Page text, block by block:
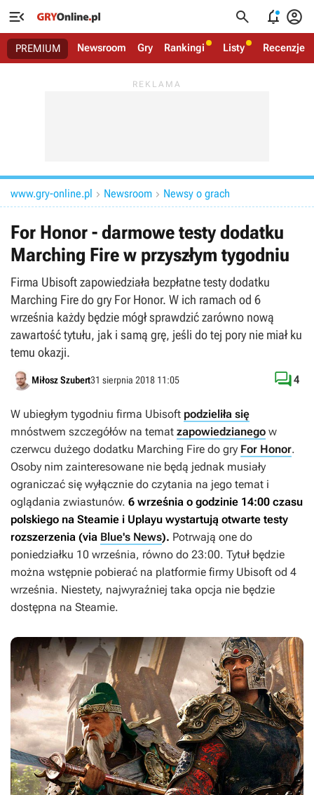
   
PREMIUM Newsroom Gry Rankingi Listy Recenzje
www.gry-online.pl  Newsroom  Newsy o grach
For Honor - darmowe testy dodatku
Marching Fire w przyszłym tygodniu
Firma Ubisoft zapowiedziała bezpłatne testy dodatku
Marching Fire do gry For Honor. W ich ramach od 6
września każdy będzie mógł sprawdzić zarówno nową
zawartość tytułu, jak i samą grę, jeśli do tej pory nie miał ku
temu okazji.
Miłosz Szubert31 sierpnia 2018 11:05 4
W ubiegłym tygodniu firma Ubisoft podzieliła się
mnóstwem szczegółów na temat zapowiedzianego w
czerwcu dużego dodatku Marching Fire do gry For Honor.
Osoby nim zainteresowane nie będą jednak musiały
ograniczać się wyłącznie do czytania na jego temat i
oglądania zwiastunów. 6 września o godzinie 14:00 czasu
polskiego na Steamie i Uplayu wystartują otwarte testy
rozszerzenia (via Blue's News). Potrwają one do
poniedziałku 10 września, równo do 23:00. Tytuł będzie
można wstępnie pobierać na platformie firmy Ubisoft od 4
września. Niestety, najwyraźniej taka opcja nie będzie
dostępna na Steamie.